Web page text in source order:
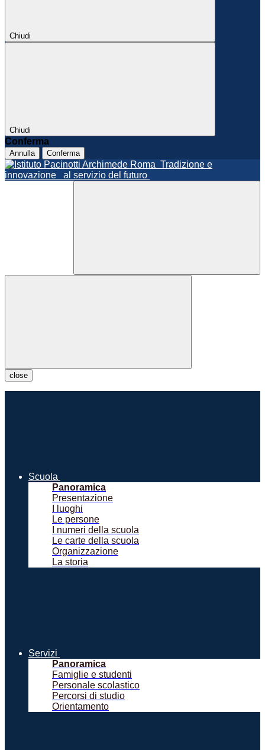
Chiudi
Chiudi
Conferma
Annulla Conferma
Roma Tradizione e
innovazione
al servizio del futuro
close
Scuola
Panoramica
Presentazione
I luoghi
Le persone
I numeri della scuola
Le carte della scuola
Organizzazione
La storia
Servizi
Panoramica
Famiglie e studenti
Personale scolastico
Percorsi di studio
Orientamento